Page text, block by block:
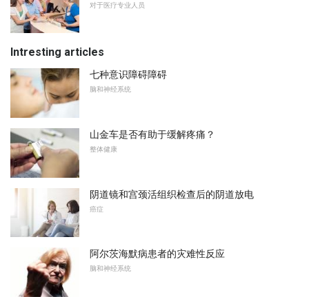
对于医疗专业人员
Intresting articles
七种意识障碍障碍
脑和神经系统
山金车是否有助于缓解疼痛？
整体健康
阴道镜和宫颈活组织检查后的阴道放电
癌症
阿尔茨海默病患者的灾难性反应
脑和神经系统